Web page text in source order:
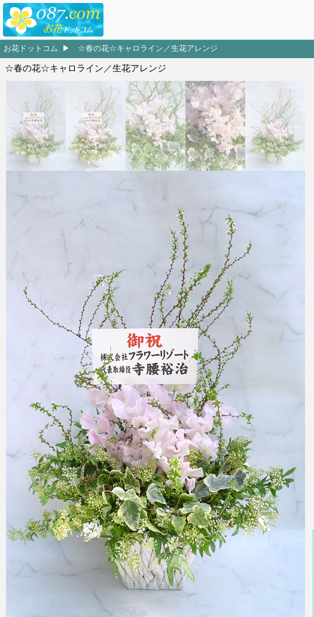
お花ドットコム ☆春の花☆キャロライン／生花アレンジ
☆春の花☆キャロライン／生花アレンジ